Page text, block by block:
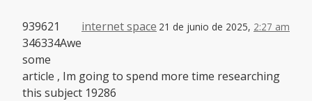
internet space 21 de junio de 2025, 2:27 am
939621
346334Awe
some
article , Im going to spend more time researching
this subject 19286